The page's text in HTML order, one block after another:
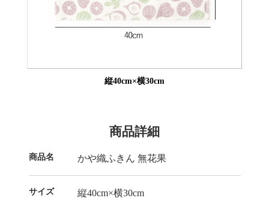
縦40cm×横30cm
商品詳細
商品名 かや織ふきん 無花果
サイズ 縦40cm×横30cm